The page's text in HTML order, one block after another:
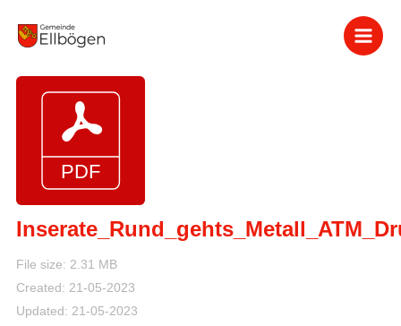
Inhalt
File size: 2.31 MB
Created: 21-05-2023
Updated: 21-05-2023